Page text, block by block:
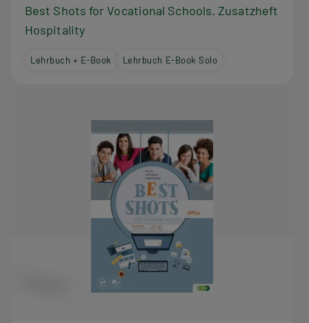
Best Shots for Vocational Schools. Zusatzheft
Hospitality
Lehrbuch + E-Book Lehrbuch E-Book Solo